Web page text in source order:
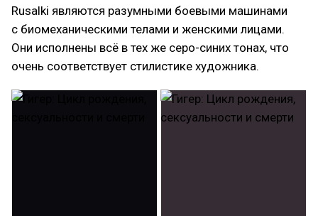
Rusalki являются разумными боевыми машинами
с биомеханическими телами и женскими лицами.
Они исполнены всё в тех же серо-синих тонах, что
очень соответствует стилистике художника.